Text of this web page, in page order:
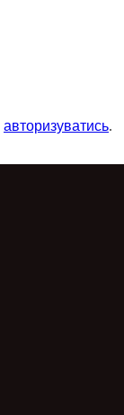
авторизуватись.